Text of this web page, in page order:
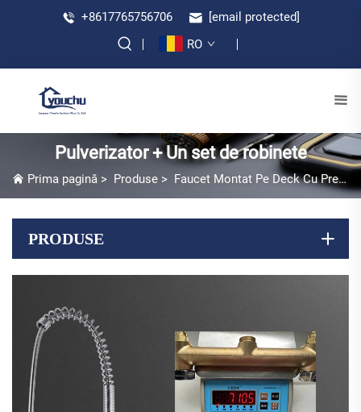
+8617765756706
[email protected]
RO
Pulverizator + Un set de robinete
Prima pagină > Produse > Faucet Montat Pe Deck Cu Prelucrare Prelivată
PRODUSE